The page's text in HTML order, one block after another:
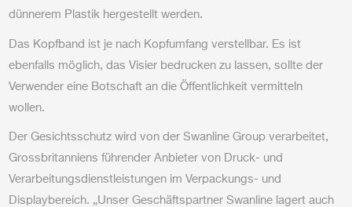
dünnerem Plastik hergestellt werden.
Das Kopfband ist je nach Kopfumfang verstellbar. Es ist
ebenfalls möglich, das Visier bedrucken zu lassen, sollte der
Verwender eine Botschaft an die Öffentlichkeit vermitteln
wollen.
Der Gesichtsschutz wird von der Swanline Group verarbeitet,
Grossbritanniens führender Anbieter von Druck- und
Verarbeitungsdienstleistungen im Verpackungs- und
Displaybereich. „Unser Geschäftspartner Swanline lagert auch